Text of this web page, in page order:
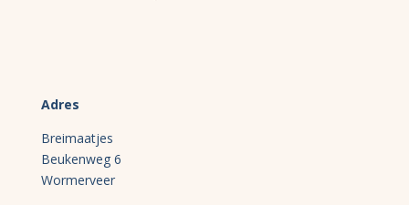
Adres
Breimaatjes
Beukenweg 6
Wormerveer